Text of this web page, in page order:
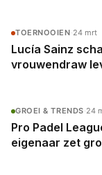
TOERNOOIEN·24 mrt
Lucía Sainz
vrouwendraw
GROEI & TRENDS·24
Pro Padel
eigenaar zet